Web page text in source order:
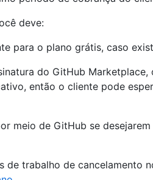
deve:
para o plano grátis, caso
do GitHub Marketplace,
então o cliente pode
meio de GitHub se
de trabalho de cancelamento